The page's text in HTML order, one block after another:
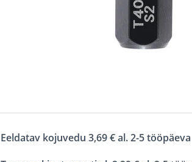
Eeldatav kojuvedu 3,69 € al. 2-5 tööpäeva